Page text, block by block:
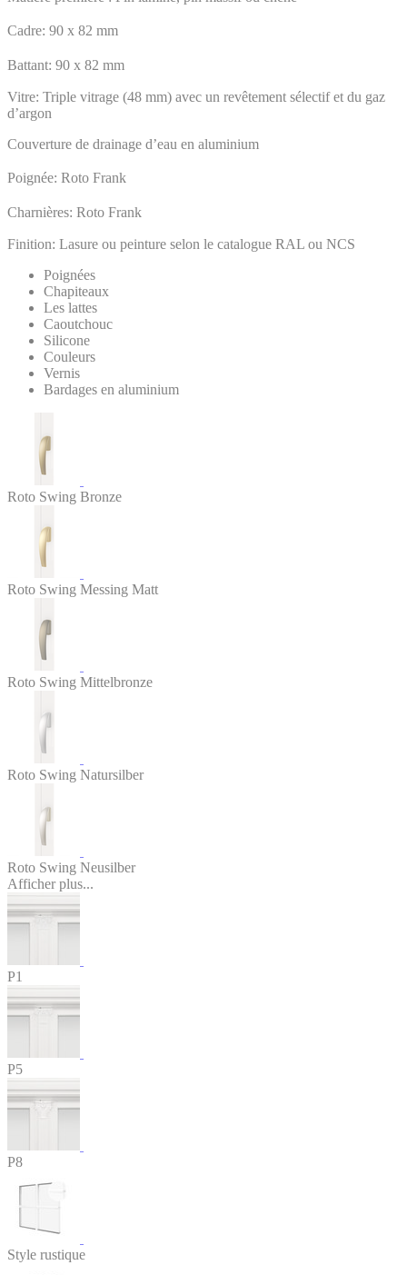
Cadre: 90 x 82 mm
Battant: 90 x 82 mm
Vitre: Triple vitrage (48 mm) avec un revêtement sélectif et du gaz
d’argon
Couverture de drainage d’eau en aluminium
Poignée: Roto Frank
Charnières: Roto Frank
Finition: Lasure ou peinture selon le catalogue RAL ou NCS
Poignées
Chapiteaux
Les lattes
Caoutchouc
Silicone
Couleurs
Vernis
Bardages en aluminium
Roto Swing Bronze
Roto Swing Messing Matt
Roto Swing Mittelbronze
Roto Swing Natursilber
Roto Swing Neusilber
Afficher plus...
P1
P5
P8
Style rustique